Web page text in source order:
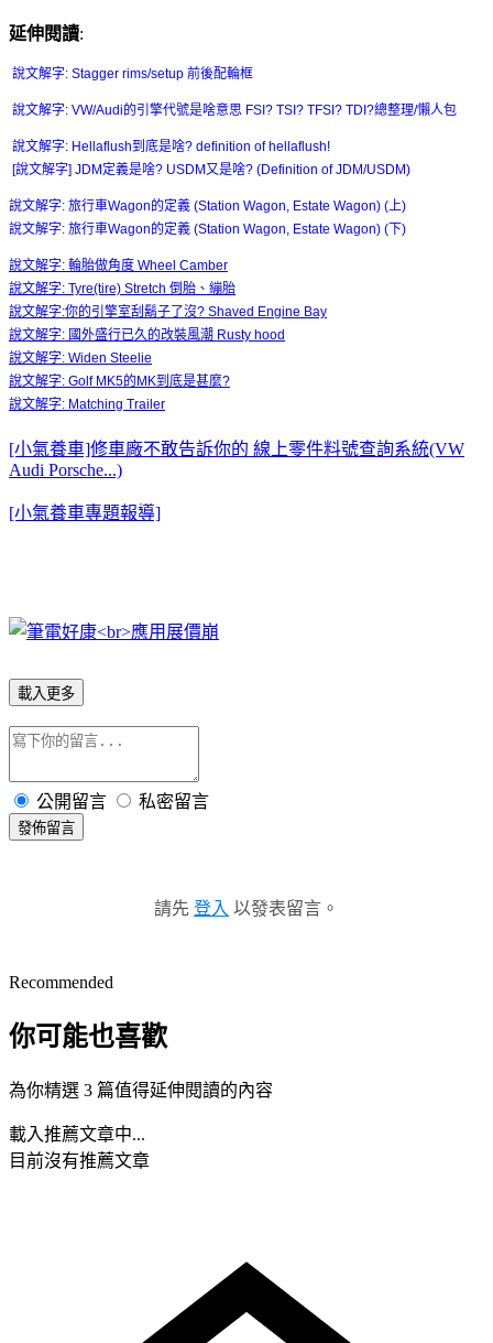
延伸閱讀:
說文解字: Stagger rims/setup 前後配輪框
說文解字: VW/Audi的引擎代號是啥意思 FSI? TSI? TFSI? TDI?總整理/懶人包
說文解字: Hellaflush到底是啥? definition of hellaflush!
[說文解字] JDM定義是啥? USDM又是啥? (Definition of JDM/USDM)
說文解字: 旅行車Wagon的定義 (Station Wagon, Estate Wagon) (上)
說文解字: 旅行車Wagon的定義 (Station Wagon, Estate Wagon) (下)
說文解字: 輪胎做角度 Wheel Camber
說文解字: Tyre(tire) Stretch 倒胎、繃胎
說文解字:你的引擎室刮鬍子了沒? Shaved Engine Bay
說文解字: 國外盛行已久的改裝風潮 Rusty hood
說文解字: Widen Steelie
說文解字: Golf MK5的MK到底是甚麼?
說文解字: Matching Trailer
[小氣養車]修車廠不敢告訴你的 線上零件料號查詢系統(VW
Audi Porsche...)
[小氣養車專題報導]
載入更多
公開留言 私密留言
發佈留言
請先 登入 以發表留言。
Recommended
你可能也喜歡
為你精選 3 篇值得延伸閱讀的內容
載入推薦文章中...
目前沒有推薦文章